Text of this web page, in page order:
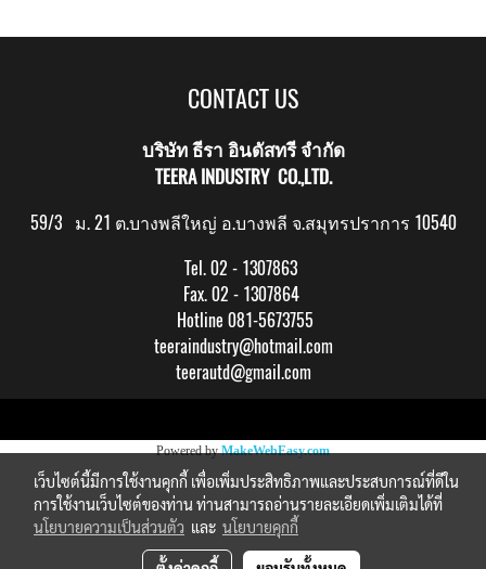
CONTACT US
บริษัท ธีรา อินดัสทรี จำกัด
TEERA INDUSTRY CO.,LTD.
59/3 ม. 21 ต.บางพลีใหญ่ อ.บางพลี จ.สมุทรปราการ 10540
Tel. 02 - 1307863
Fax. 02 - 1307864
Hotline 081-5673755
teeraindustry@hotmail.com
teerautd@gmail.com
Powered byMakeWebEasy.com
เว็บไซต์นี้มีการใช้งานคุกกี้ เพื่อเพิ่มประสิทธิภาพและประสบการณ์ที่ดีใน
การใช้งานเว็บไซต์ของท่าน ท่านสามารถอ่านรายละเอียดเพิ่มเติมได้ที่
นโยบายความเป็นส่วนตัว และ นโยบายคุกกี้